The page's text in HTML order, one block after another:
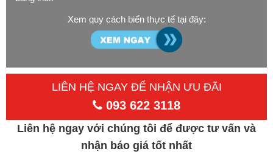
Xem quy cách biển thực tế tại đây:
LIÊN HỆ NGAY ĐỂ NHẬN ƯU ĐÃI
093 622 3118
Liên hệ ngay với chúng tôi để được tư vấn và
nhận báo giá tốt nhất